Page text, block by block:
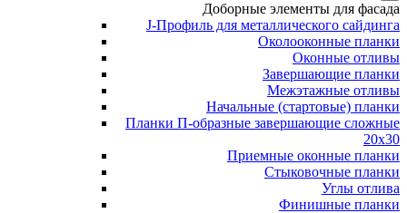
Доборные элементы для фасада
J-Профиль для металлического сайдинга
Околооконные планки
Оконные отливы
Завершающие планки
Межэтажные отливы
Начальные (стартовые) планки
Планки П-образные завершающие сложные
20x30
Приемные оконные планки
Стыковочные планки
Углы отлива
Финишные планки